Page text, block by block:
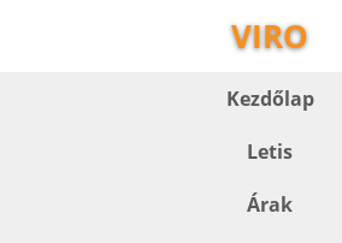
VIRO
Kezdőlap
Letis
Árak